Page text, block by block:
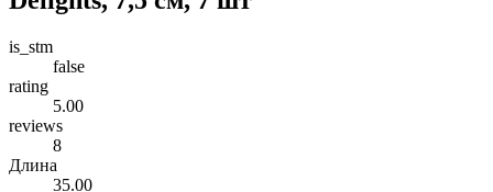
is_stm
false
rating
5.00
reviews
8
Длина
35.00